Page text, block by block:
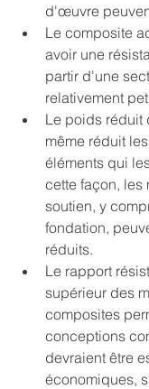
d'œuvre
Le composite
avoir une
partir d'une
relativement
Le poids réduit
même réduit
éléments qui
cette façon, les
soutien, y
fondation,
réduits.
Le rapport
supérieur des
composites
conceptions
devraient être
économiques,